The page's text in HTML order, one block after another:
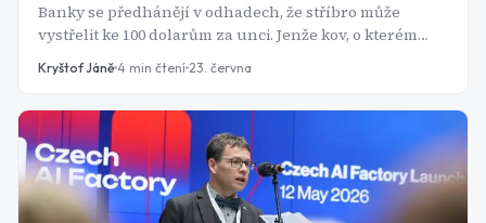
Banky se předhánějí v odhadech, že stříbro může
vystřelit ke 100 dolarům za unci. Jenže kov, o kterém
mluví, mezitím během několika měsíců smazal téměř
polovinu své hodnoty. Co se to děje s aktivem, které se
Kryštof Jáně 4 min čtení 23. června